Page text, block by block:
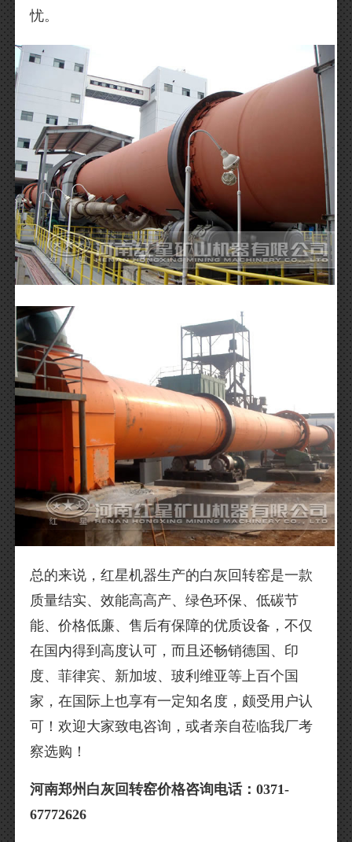
忧。
总的来说，红星机器生产的白灰回转窑是一款
质量结实、效能高高产、绿色环保、低碳节
能、价格低廉、售后有保障的优质设备，不仅
在国内得到高度认可，而且还畅销德国、印
度、菲律宾、新加坡、玻利维亚等上百个国
家，在国际上也享有一定知名度，颇受用户认
可！欢迎大家致电咨询，或者亲自莅临我厂考
察选购！
河南郑州白灰回转窑价格咨询电话：0371-
67772626